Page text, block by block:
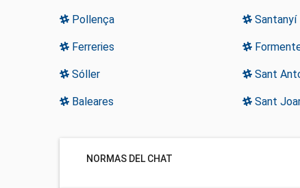
Pollença Santanyí
Ferreries
Sóller Sant
Baleares Sant
NORMAS DEL CHAT